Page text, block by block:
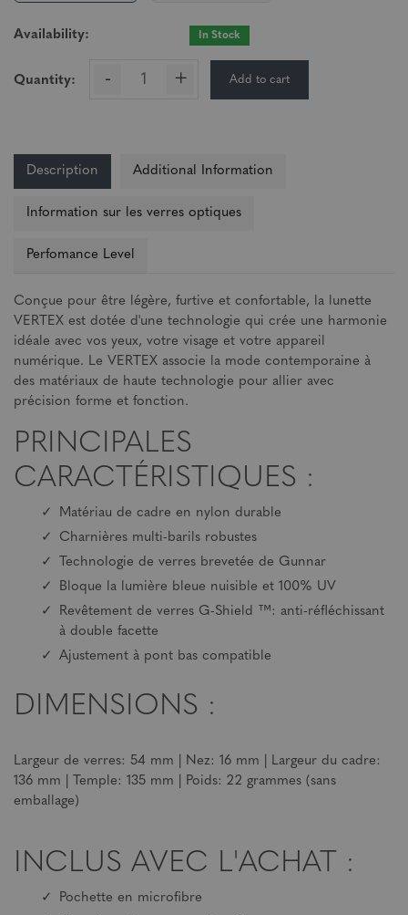
Availability: In Stock
Quantity: - + Add to cart
Description Additional Information
Information sur les verres optiques
Perfomance Level
Conçue pour être légère, furtive et confortable, la lunette
VERTEX est dotée d'une technologie qui crée une harmonie
idéale avec vos yeux, votre visage et votre appareil
numérique. Le VERTEX associe la mode contemporaine à
des matériaux de haute technologie pour allier avec
précision forme et fonction.
PRINCIPALES
CARACTÉRISTIQUES :
Matériau de cadre en nylon durable
Charnières multi-barils robustes
Technologie de verres brevetée de Gunnar
Bloque la lumière bleue nuisible et 100% UV
Revêtement de verres G-Shield ™: anti-réfléchissant
à double facette
Ajustement à pont bas compatible
DIMENSIONS :
Largeur de verres: 54 mm | Nez: 16 mm | Largeur du cadre:
136 mm | Temple: 135 mm | Poids: 22 grammes (sans
emballage)
INCLUS AVEC L'ACHAT :
Pochette en microfibre